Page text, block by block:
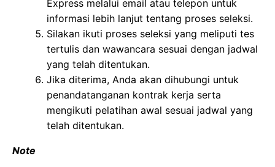
Express melalui email atau telepon untuk
informasi lebih lanjut tentang proses seleksi.
Silakan ikuti proses seleksi yang meliputi tes
tertulis dan wawancara sesuai dengan jadwal
yang telah ditentukan.
Jika diterima, Anda akan dihubungi untuk
penandatanganan kontrak kerja serta
mengikuti pelatihan awal sesuai jadwal yang
telah ditentukan.
Note